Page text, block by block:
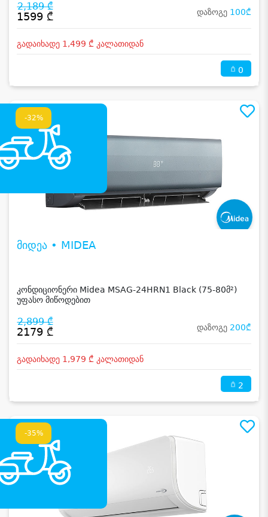
2,189 ₾
1599 ₾ დაზოგე 100₾
გადაიხადე 1,499 ₾ კალათიდან
0
-32%
მიდეა • MIDEA
კონდიციონერი Midea MSAG-24HRN1 Black (75-80მ²)
უფასო მიწოდებით
2,899 ₾
2179 ₾ დაზოგე 200₾
გადაიხადე 1,979 ₾ კალათიდან
2
-35%